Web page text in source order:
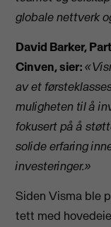
globale nettverk
David Barker,
Cinven, sier:
av et
muligheten til å
fokusert på å
solide erfaring
investeringer.»
Siden Visma ble
tett med